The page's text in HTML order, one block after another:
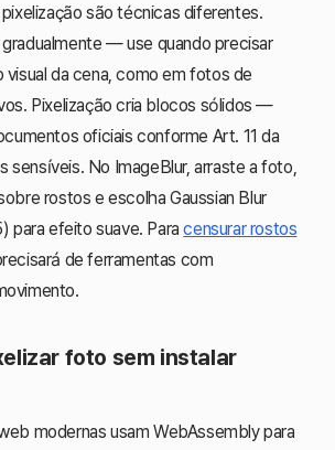
são técnicas diferentes.
— use quando precisar
da cena, como em fotos de
Pixelização cria blocos sólidos —
oficiais conforme Art. 11 da
sensíveis. No ImageBlur, arraste a foto,
rostos e escolha Gaussian Blur
para efeito suave. Paracensurar rostos
de ferramentas com
foto sem instalar
modernas usam WebAssembly para